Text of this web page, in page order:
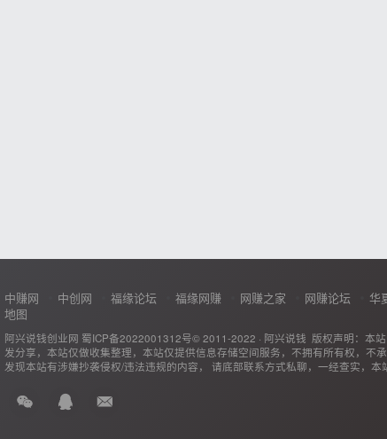
中赚网 中创网 福缘论坛 福缘网赚 网赚之家 网赚论坛 华
地图
阿兴说钱创业网 蜀ICP备2022001312号© 2011-2022 · 阿兴说钱 版权声明：本
发分享，本站仅做收集整理，本站仅提供信息存储空间服务，不拥有所有权，不
发现本站有涉嫌抄袭侵权/违法违规的内容， 请底部联系方式私聊，一经查实，本